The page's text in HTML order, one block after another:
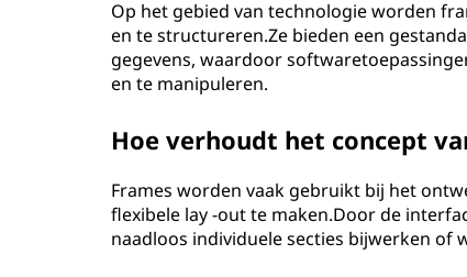
Op het gebied van technologie worden
en te structureren.Ze bieden een
gegevens, waardoor
en te manipuleren.
Hoe verhoudt het concept
Frames worden vaak gebruikt bij het
flexibele lay -out te maken.Door de
naadloos individuele secties bijwerken of